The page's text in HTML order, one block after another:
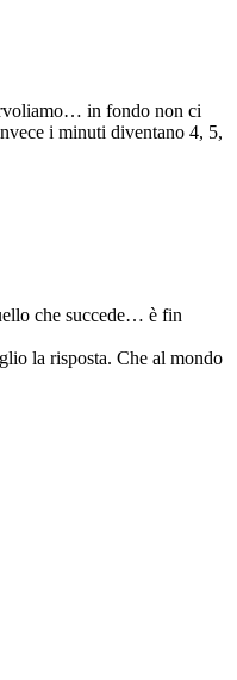
in fondo non ci
i minuti diventano 4, 5,
che succede… è fin
la risposta. Che al mondo